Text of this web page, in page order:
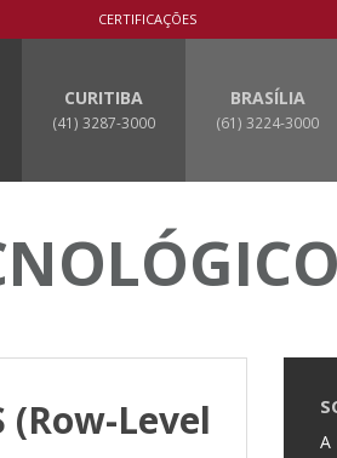
CERTIFICAÇÕES
CURITIBA
(41) 3287-3000
BRASÍLIA
(61) 3224-3000
(Row-Level
A